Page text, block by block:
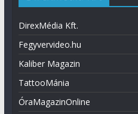
DirexMédia Kft.
Fegyvervideo.hu
Kaliber Magazin
TattooMánia
ÓraMagazinOnline